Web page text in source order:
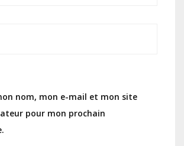
nom, mon e-mail et mon site
pour mon prochain